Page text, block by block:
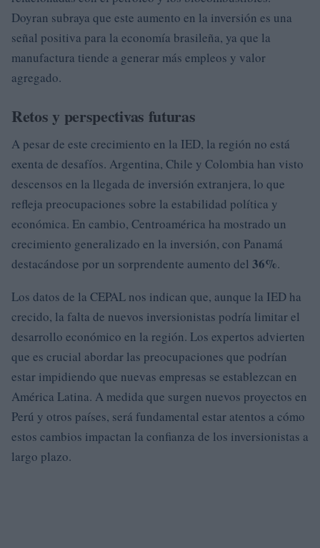
Doyran subraya que este aumento en la inversión es una
señal positiva para la economía brasileña, ya que la
manufactura tiende a generar más empleos y valor
agregado.
Retos y perspectivas futuras
A pesar de este crecimiento en la IED, la región no está
exenta de desafíos. Argentina, Chile y Colombia han visto
descensos en la llegada de inversión extranjera, lo que
refleja preocupaciones sobre la estabilidad política y
económica. En cambio, Centroamérica ha mostrado un
crecimiento generalizado en la inversión, con Panamá
destacándose por un sorprendente aumento del 36%.
Los datos de la CEPAL nos indican que, aunque la IED ha
crecido, la falta de nuevos inversionistas podría limitar el
desarrollo económico en la región. Los expertos advierten
que es crucial abordar las preocupaciones que podrían
estar impidiendo que nuevas empresas se establezcan en
América Latina. A medida que surgen nuevos proyectos en
Perú y otros países, será fundamental estar atentos a cómo
estos cambios impactan la confianza de los inversionistas a
largo plazo.